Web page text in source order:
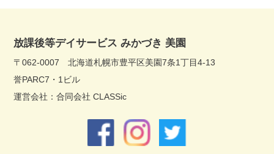
放課後等デイサービス みかづき 美園
〒062-0007 北海道札幌市豊平区美園7条1丁目4-13
誉PARC7・1ビル
運営会社：合同会社 CLASSic